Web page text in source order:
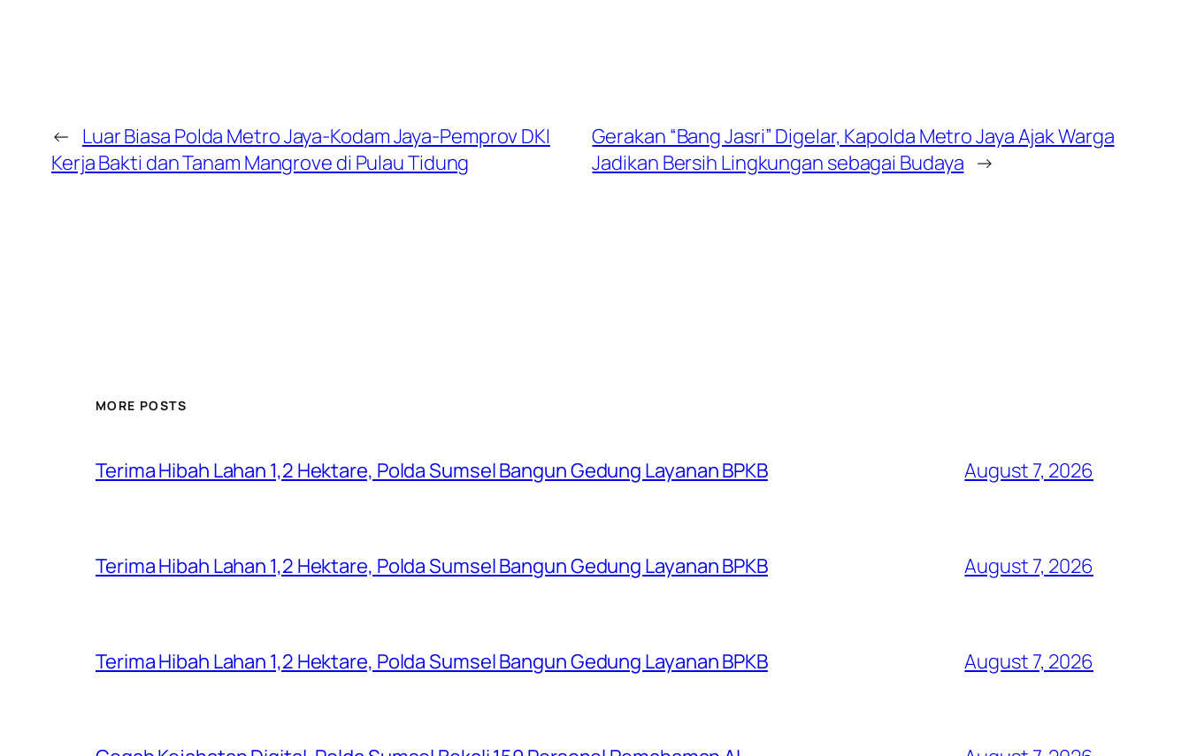
← Luar Biasa Polda Metro Jaya-Kodam Jaya-Pemprov DKI
Kerja Bakti dan Tanam Mangrove di Pulau Tidung
Gerakan “Bang Jasri” Digelar, Kapolda Metro Jaya Ajak Warga
Jadikan Bersih Lingkungan sebagai Budaya →
MORE POSTS
Terima Hibah Lahan 1,2 Hektare, Polda Sumsel Bangun Gedung Layanan BPKB August 7, 2026
Terima Hibah Lahan 1,2 Hektare, Polda Sumsel Bangun Gedung Layanan BPKB August 7, 2026
Terima Hibah Lahan 1,2 Hektare, Polda Sumsel Bangun Gedung Layanan BPKB August 7, 2026